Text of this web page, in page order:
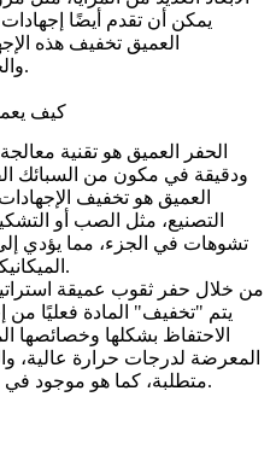
يمكن أن تقدم أيضًا إجهادات
العميق تخفيف هذه
والخصائص الميكانيكية للجزء النهائي.
كيف
الحفر العميق هو تقنية
ودقيقة في مكون من السبائك
العميق هو تخفيف
التصنيع، مثل الصب أو
تشوهات في الجزء، مما يؤدي إلى
الميكانيكي، والفشل المحتمل أثناء الخدمة.
من خلال حفر ثقوب عميقة
يتم "تخفيف" المادة فعليًا من
الاحتفاظ بشكلها وخصائصها
المعرضة لدرجات حرارة عالية،
متطلبة، كما هو موجود في.